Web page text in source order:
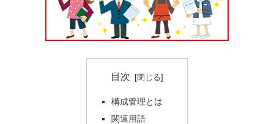
目次
構成管理とは
関連用語